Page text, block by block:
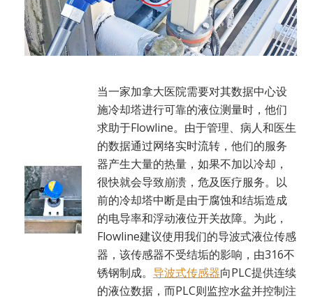
当一家加拿大医院需要对其数据中心设
施冷却塔进行可靠的液位测量时，他们
求助于Flowline。由于管理、病人和医生
的数据通过网络实时流转，他们的服务
器产生大量的热量，如果不加以冷却，
很快就会导致崩溃，危及医疗服务。以
前的冷却塔中断是由于腐蚀和结垢造成
的电导率和浮动液位开关故障。为此，
Flowline建议使用我们的导波式液位传感
器，该传感器不受结垢的影响，由316不
锈钢制成。 导波式传感器向PLC提供连续
的液位数据，而PLC则监控水盆并控制注